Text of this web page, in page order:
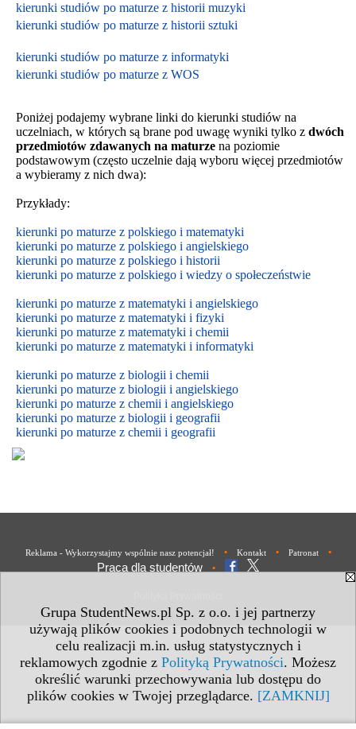
Grupa StudentNews.pl Sp. z o.o. i jej partnerzy
używają plików cookies i podobnych technologii w
celu realizacji m.in. usług statystycznych i
reklamowych zgodnie z Polityką Prywatności. Możesz
określić warunki przechowywania lub dostępu do
plików cookies w Twojej przeglądarce. [ZAMKNIJ]
kierunki studiów po maturze z historii muzyki
kierunki studiów po maturze z historii sztuki
kierunki studiów po maturze z informatyki
kierunki studiów po maturze z WOS
Poniżej podajemy wybrane linki do kierunki studiów na
uczelniach, w których są brane pod uwagę wyniki tylko z dwóch
przedmiotów zdawanych na maturze na poziomie
podstawowym (często uczelnie dają wyboru więcej przedmiotów
a wybieramy z nich dwa):
Przykłady:
kierunki po maturze z polskiego i matematyki
kierunki po maturze z polskiego i angielskiego
kierunki po maturze z polskiego i historii
kierunki po maturze z polskiego i wiedzy o społeczeństwie
kierunki po maturze z matematyki i angielskiego
kierunki po maturze z matematyki i fizyki
kierunki po maturze z matematyki i chemii
kierunki po maturze z matematyki i informatyki
kierunki po maturze z biologii i chemii
kierunki po maturze z biologii i angielskiego
kierunki po maturze z chemii i angielskiego
kierunki po maturze z biologii i geografii
kierunki po maturze z chemii i geografii
Reklama - Wykorzystajmy wspólnie nasz potencjał! • Kontakt • Patronat •
Praca dla studentów •